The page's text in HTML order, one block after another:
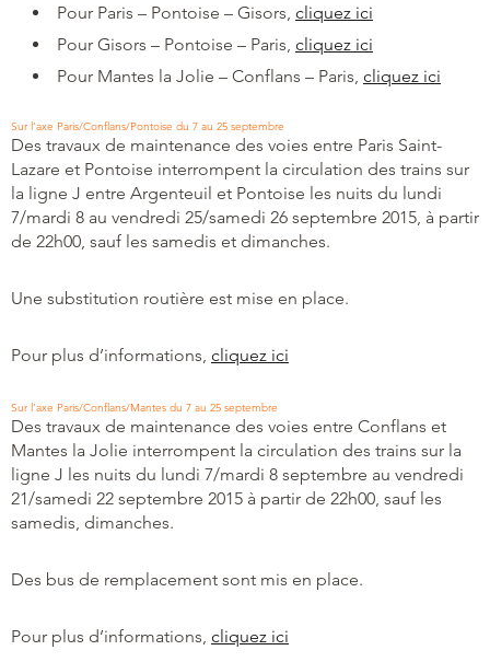
Pour Paris – Pontoise – Gisors, cliquez ici
Pour Gisors – Pontoise – Paris, cliquez ici
Pour Mantes la Jolie – Conflans – Paris, cliquez ici
Sur l’axe Paris/Conflans/Pontoise du 7 au 25 septembre
Des travaux de maintenance des voies entre Paris Saint-
Lazare et Pontoise interrompent la circulation des trains sur
la ligne J entre Argenteuil et Pontoise les nuits du lundi
7/mardi 8 au vendredi 25/samedi 26 septembre 2015, à partir
de 22h00, sauf les samedis et dimanches.
Une substitution routière est mise en place.
Pour plus d’informations, cliquez ici
Sur l’axe Paris/Conflans/Mantes du 7 au 25 septembre
Des travaux de maintenance des voies entre Conflans et
Mantes la Jolie interrompent la circulation des trains sur la
ligne J les nuits du lundi 7/mardi 8 septembre au vendredi
21/samedi 22 septembre 2015 à partir de 22h00, sauf les
samedis, dimanches.
Des bus de remplacement sont mis en place.
Pour plus d’informations, cliquez ici